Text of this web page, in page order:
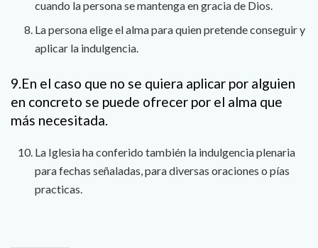
cuando la persona se mantenga en gracia de Dios.
La persona elige el alma para quien pretende conseguir y
aplicar la indulgencia.
9.En el caso que no se quiera aplicar por alguien
en concreto se puede ofrecer por el alma que
más necesitada.
La Iglesia ha conferido también la indulgencia plenaria
para fechas señaladas, para diversas oraciones o pías
practicas.